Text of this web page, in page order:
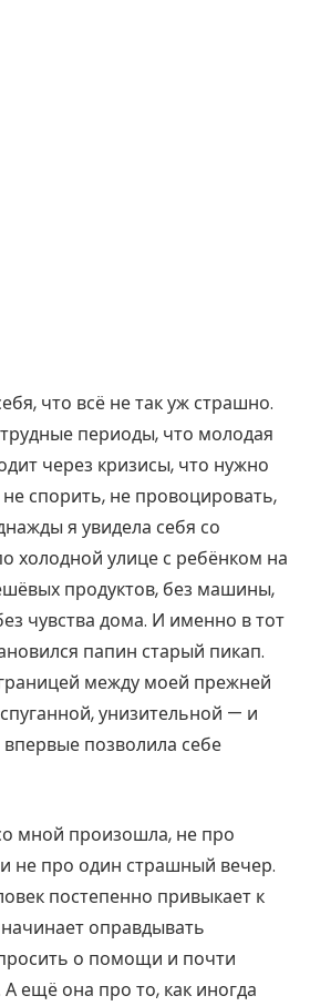
что всё не так уж страшно.
периоды, что молодая
через кризисы, что нужно
спорить, не провоцировать,
я увидела себя со
холодной улице с ребёнком на
продуктов, без машины,
чувства дома. И именно в тот
папин старый пикап.
между моей прежней
унизительной — и
позволила себе
мной произошла, не про
не про один страшный вечер.
постепенно привыкает к
оправдывать
о помощи и почти
А ещё она про то, как иногда